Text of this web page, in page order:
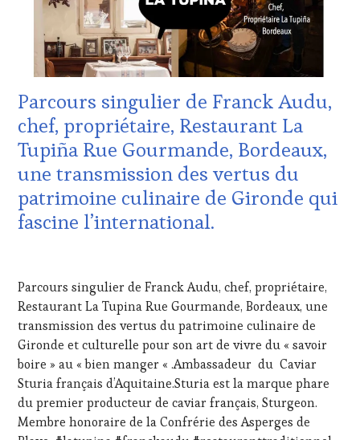
VIGNOBLES ,
TASTING
WINE
TOURISM
FAME,
WINE
TOURISM
TOUR,
WINE
TOURISM
TOUR
WINE
VOUCHER
DOMAINE
VITICOLE,
VIN
TOURISME
EDITION
LES
CLÉS
DU
VIN
ET
DE
FRANÇAISE,
INVITATIONS
&
DÉGUSTATIONS,
WINE
TASTING,
LIVE
STREAMING,
MÉDIAS,
Parcours singulier de Franck Audu,
chef, propriétaire, Restaurant La
Tupiña Rue Gourmande, Bordeaux,
une transmission des vertus du
patrimoine culinaire de Gironde qui
fascine l’international.
2024
Parcours singulier de Franck Audu, chef, propriétaire,
Restaurant La Tupina Rue Gourmande, Bordeaux, une
transmission des vertus du patrimoine culinaire de
Gironde et culturelle pour son art de vivre du « savoir
boire » au « bien manger « .Ambassadeur du Caviar
Sturia français d’Aquitaine.Sturia est la marque phare
du premier producteur de caviar français, Sturgeon.
Membre honoraire de la Confrérie des Asperges de